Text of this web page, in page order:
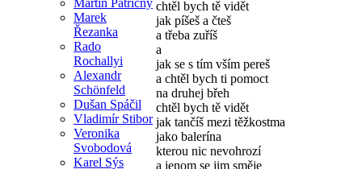
Marek
Řezanka
Rado
Rochallyi
Alexandr
Schönfeld
Dušan Spáčil
Vladimír Stibor
Veronika
Svobodová
Karel Sýs
chtěl bych tě vidět
jak píšeš a čteš
a třeba zuříš
a
jak se s tím vším pereš
a chtěl bych ti pomoct
na druhej břeh
chtěl bych tě vidět
jak tančíš mezi těžkostma
jako balerína
kterou nic nevohrozí
a jenom se jim směje